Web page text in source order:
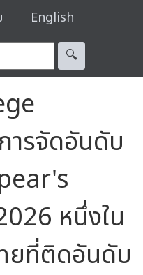
English
🔍︎
ารจัดอันดับ
หนึ่งใน
ทยที่ติดอันดับ